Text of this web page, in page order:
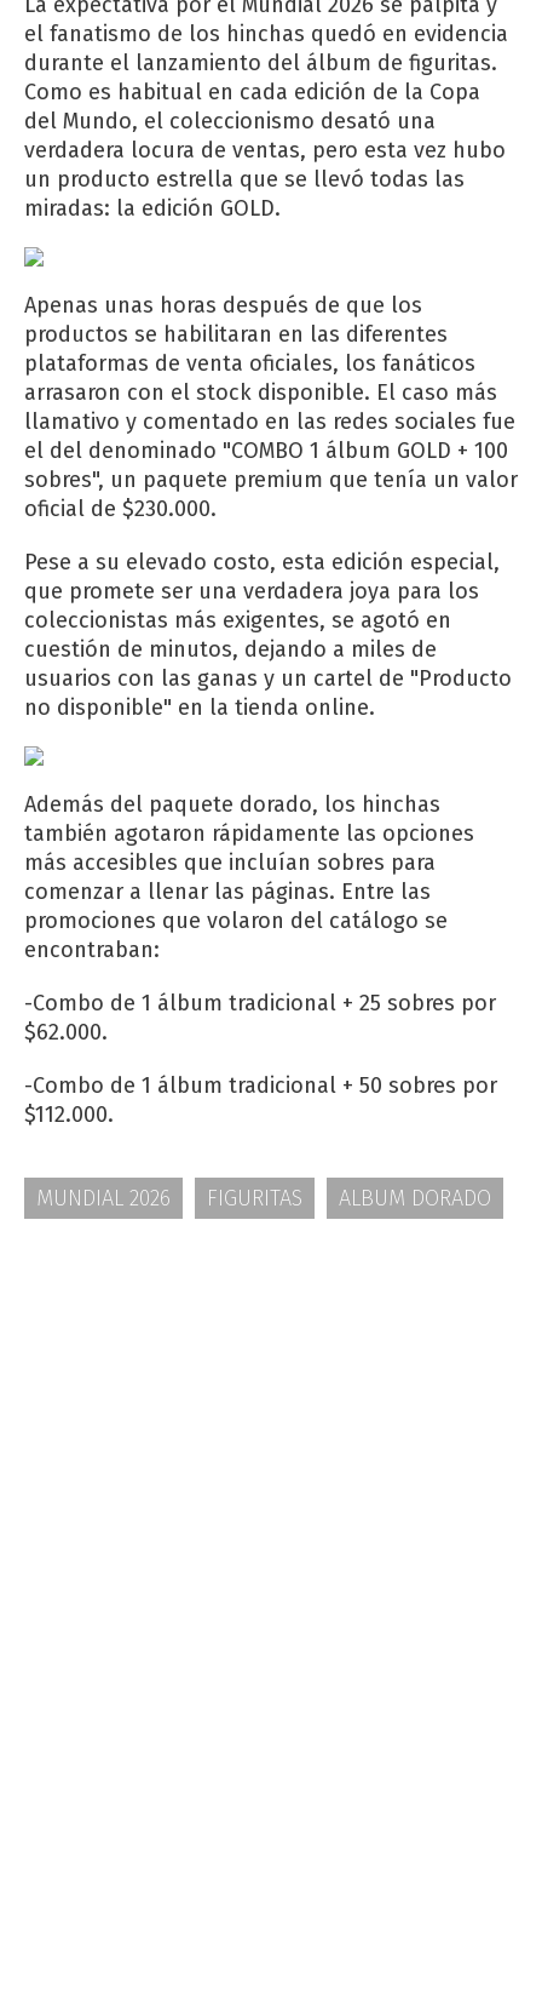
el fanatismo de los hinchas quedó en evidencia
durante el lanzamiento del álbum de figuritas.
Como es habitual en cada edición de la Copa
del Mundo, el coleccionismo desató una
verdadera locura de ventas, pero esta vez hubo
un producto estrella que se llevó todas las
miradas: la edición GOLD.
Apenas unas horas después de que los
productos se habilitaran en las diferentes
plataformas de venta oficiales, los fanáticos
arrasaron con el stock disponible. El caso más
llamativo y comentado en las redes sociales fue
el del denominado "COMBO 1 álbum GOLD + 100
sobres", un paquete premium que tenía un valor
oficial de $230.000.
Pese a su elevado costo, esta edición especial,
que promete ser una verdadera joya para los
coleccionistas más exigentes, se agotó en
cuestión de minutos, dejando a miles de
usuarios con las ganas y un cartel de "Producto
no disponible" en la tienda online.
Además del paquete dorado, los hinchas
también agotaron rápidamente las opciones
más accesibles que incluían sobres para
comenzar a llenar las páginas. Entre las
promociones que volaron del catálogo se
encontraban:
-Combo de 1 álbum tradicional + 25 sobres por
$62.000.
-Combo de 1 álbum tradicional + 50 sobres por
$112.000.
MUNDIAL 2026 FIGURITAS ALBUM DORADO